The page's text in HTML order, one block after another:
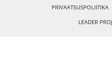
PRIVAATSUSPOLIITIKA
LEADER